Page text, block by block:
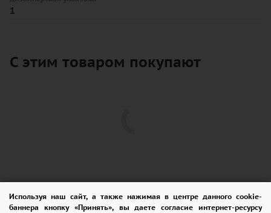
Используя наш сайт, а также нажимая в центре данного cookie-
баннера кнопку «Принять», вы даете согласие интернет-ресурсу
1
С этим товаром покупают